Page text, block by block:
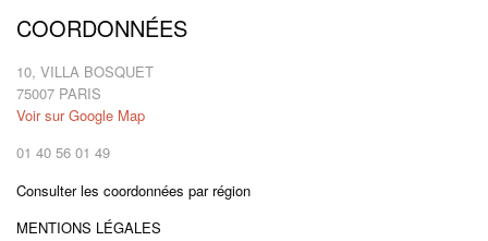
COORDONNÉES
10, VILLA BOSQUET
75007 PARIS
Voir sur Google Map
01 40 56 01 49
Consulter les coordonnées par région
MENTIONS LÉGALES